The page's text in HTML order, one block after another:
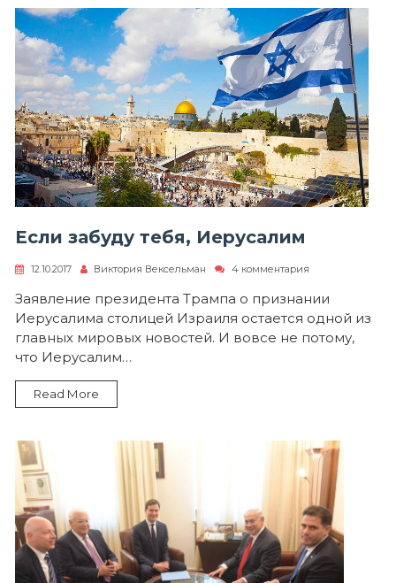
Если забуду тебя, Иерусалим
12.10.2017 Виктория Вексельман 4 комментария
Если
забуду
тебя,
Иерусалим
Заявление президента Трампа о признании
Иерусалима столицей Израиля остается одной из
главных мировых новостей. И вовсе не потому,
что Иерусалим…
Read More